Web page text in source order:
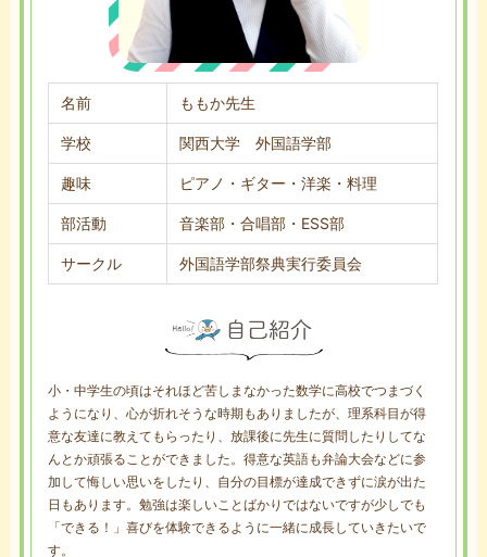
名前 ももか先生
学校 関西大学 外国語学部
趣味 ピアノ・ギター・洋楽・料理
部活動 音楽部・合唱部・ESS部
サークル 外国語学部祭典実行委員会
小・中学生の頃はそれほど苦しまなかった数学に高校でつまづく
ようになり、心が折れそうな時期もありましたが、理系科目が得
意な友達に教えてもらったり、放課後に先生に質問したりしてな
んとか頑張ることができました。得意な英語も弁論大会などに参
加して悔しい思いをしたり、自分の目標が達成できずに涙が出た
日もあります。勉強は楽しいことばかりではないですが少しでも
「できる！」喜びを体験できるように一緒に成長していきたいで
す。